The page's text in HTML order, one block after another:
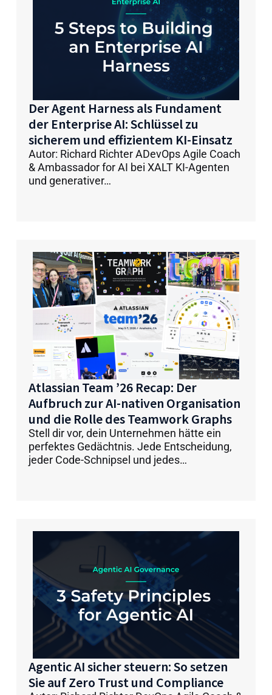
Der Agent Harness als Fundament
der Enterprise AI: Schlüssel zu
sicherem und effizientem KI-Einsatz
Autor: Richard Richter ADevOps Agile Coach
& Ambassador for AI bei XALT KI-Agenten
und generativer…
Atlassian Team ’26 Recap: Der
Aufbruch zur AI-nativen Organisation
und die Rolle des Teamwork Graphs
Stell dir vor, dein Unternehmen hätte ein
perfektes Gedächtnis. Jede Entscheidung,
jeder Code-Schnipsel und jedes…
Agentic AI sicher steuern: So setzen
Sie auf Zero Trust und Compliance